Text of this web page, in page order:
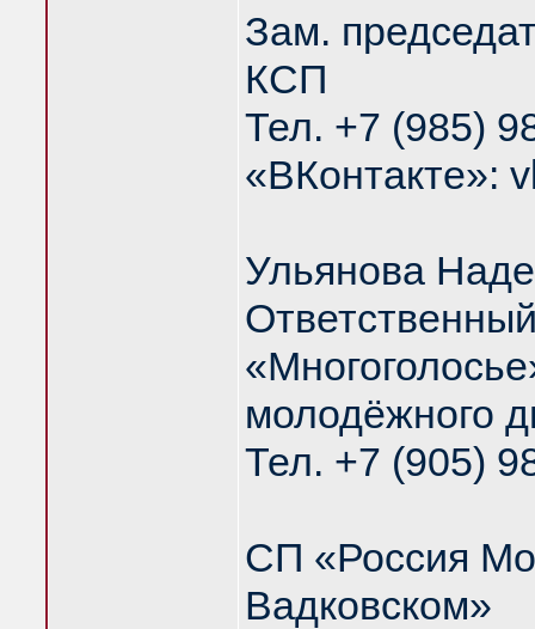
Зам.
КСП
Тел. +7 (985)
«ВКонтакте»:
Ульянова
молодёжного
Тел. +7 (905)
СП «Россия
Вадковском»